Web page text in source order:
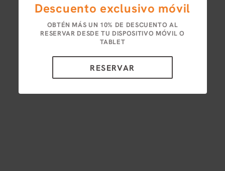
Descuento exclusivo móvil
OBTÉN MÁS UN 10% DE DESCUENTO AL
RESERVAR DESDE TU DISPOSITIVO MÓVIL O
TABLET
RESERVAR